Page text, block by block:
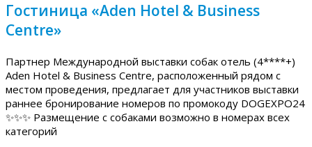
Гостиница «Aden Hotel & Business
Centre»
Партнер Международной выставки собак отель (4****+)
Aden Hotel & Business Centre, расположенный рядом с
местом проведения, предлагает для участников выставки
раннее бронирование номеров по промокоду DOGEXPO24
✨✨✨ Размещение с собаками возможно в номерах всех
категорий